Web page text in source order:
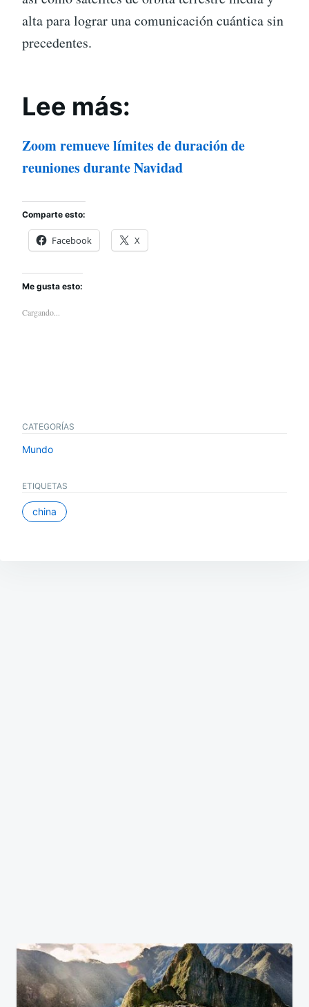
alta para lograr una comunicación cuántica sin
precedentes.
Lee más:
Zoom remueve límites de duración de
reuniones durante Navidad
Comparte esto:
Facebook X
Me gusta esto:
Cargando...
CATEGORÍAS
Mundo
ETIQUETAS
china